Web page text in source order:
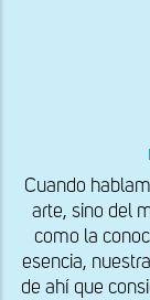
Cuando
arte, sino del
como la
esencia,
de ahí que